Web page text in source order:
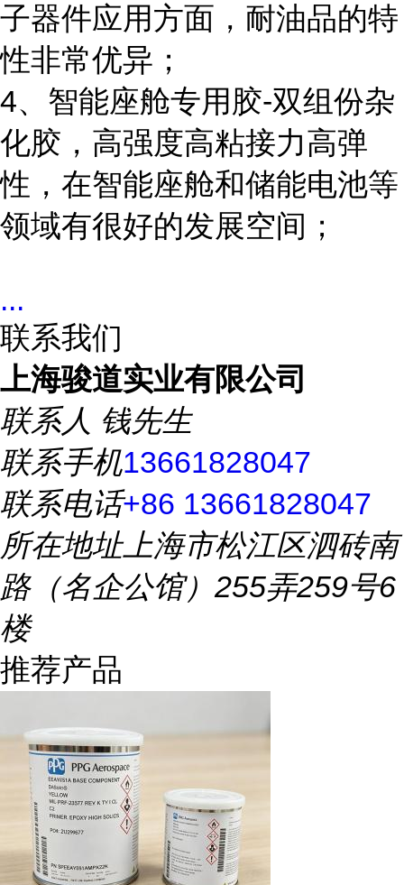
子器件应用方面，耐油品的特
性非常优异；
4、智能座舱专用胶-双组份杂
化胶，高强度高粘接力高弹
性，在智能座舱和储能电池等
领域有很好的发展空间；
...
联系我们
上海骏道实业有限公司
联系人 钱先生
联系手机13661828047
联系电话+86 13661828047
所在地址上海市松江区泗砖南
路（名企公馆）255弄259号6
楼
推荐产品